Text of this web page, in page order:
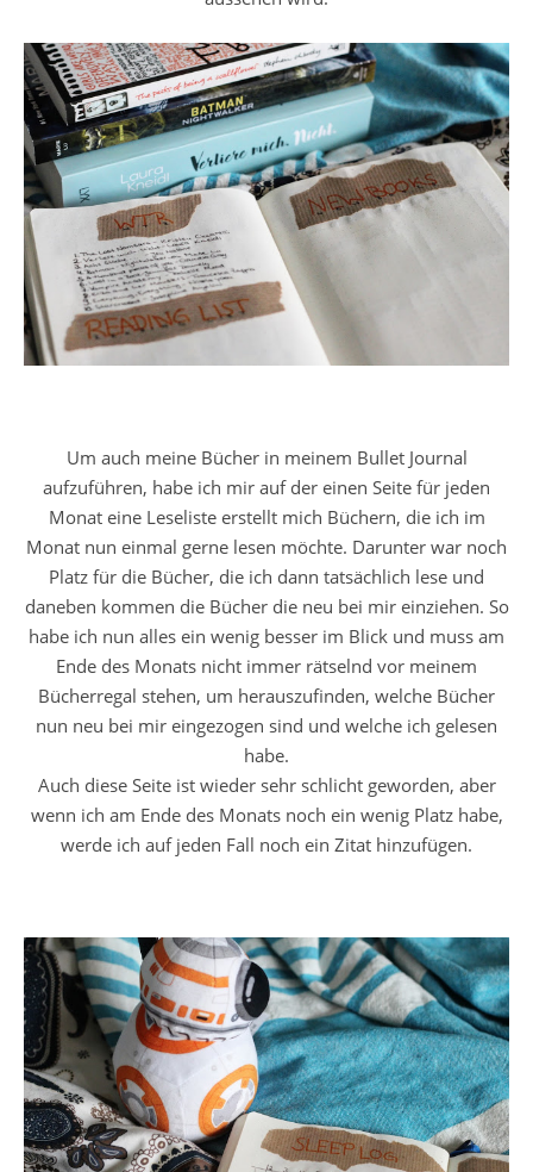
Um auch meine Bücher in meinem Bullet Journal
aufzuführen, habe ich mir auf der einen Seite für jeden
Monat eine Leseliste erstellt mich Büchern, die ich im
Monat nun einmal gerne lesen möchte. Darunter war noch
Platz für die Bücher, die ich dann tatsächlich lese und
daneben kommen die Bücher die neu bei mir einziehen. So
habe ich nun alles ein wenig besser im Blick und muss am
Ende des Monats nicht immer rätselnd vor meinem
Bücherregal stehen, um herauszufinden, welche Bücher
nun neu bei mir eingezogen sind und welche ich gelesen
habe.
Auch diese Seite ist wieder sehr schlicht geworden, aber
wenn ich am Ende des Monats noch ein wenig Platz habe,
werde ich auf jeden Fall noch ein Zitat hinzufügen.